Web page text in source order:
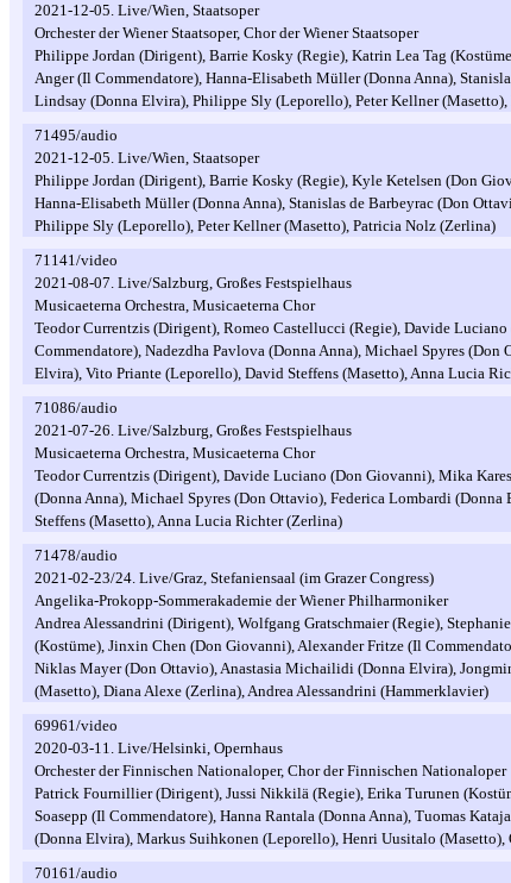
2021-12-05. Live/Wien, Staatsoper
Orchester der Wiener Staatsoper, Chor der Wiener Staatsoper
Philippe Jordan (Dirigent), Barrie Kosky (Regie), Katrin Lea Tag
Anger (Il Commendatore), Hanna-Elisabeth Müller (Donna Anna),
Lindsay (Donna Elvira), Philippe Sly (Leporello), Peter Kellner
71495/audio
2021-12-05. Live/Wien, Staatsoper
Philippe Jordan (Dirigent), Barrie Kosky (Regie), Kyle Ketelsen (Don
Hanna-Elisabeth Müller (Donna Anna), Stanislas de Barbeyrac (Don
Philippe Sly (Leporello), Peter Kellner (Masetto), Patricia Nolz (Zerlina)
71141/video
2021-08-07. Live/Salzburg, Großes Festspielhaus
Musicaeterna Orchestra, Musicaeterna Chor
Teodor Currentzis (Dirigent), Romeo Castellucci (Regie), Davide
Commendatore), Nadezdha Pavlova (Donna Anna), Michael Spyres
Elvira), Vito Priante (Leporello), David Steffens (Masetto), Anna Lucia
71086/audio
2021-07-26. Live/Salzburg, Großes Festspielhaus
Musicaeterna Orchestra, Musicaeterna Chor
Teodor Currentzis (Dirigent), Davide Luciano (Don Giovanni), Mika
(Donna Anna), Michael Spyres (Don Ottavio), Federica Lombardi
Steffens (Masetto), Anna Lucia Richter (Zerlina)
71478/audio
2021-02-23/24. Live/Graz, Stefaniensaal (im Grazer Congress)
Angelika-Prokopp-Sommerakademie der Wiener Philharmoniker
Andrea Alessandrini (Dirigent), Wolfgang Gratschmaier (Regie),
(Kostüme), Jinxin Chen (Don Giovanni), Alexander Fritze (Il
Niklas Mayer (Don Ottavio), Anastasia Michailidi (Donna Elvira),
(Masetto), Diana Alexe (Zerlina), Andrea Alessandrini (Hammerklavier)
69961/video
2020-03-11. Live/Helsinki, Opernhaus
Orchester der Finnischen Nationaloper, Chor der Finnischen Nationaloper
Patrick Fournillier (Dirigent), Jussi Nikkilä (Regie), Erika Turunen
Soasepp (Il Commendatore), Hanna Rantala (Donna Anna), Tuomas
(Donna Elvira), Markus Suihkonen (Leporello), Henri Uusitalo
70161/audio